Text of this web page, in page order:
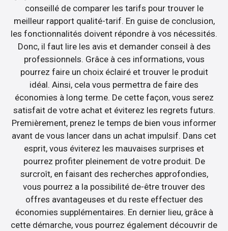
conseillé de comparer les tarifs pour trouver le
meilleur rapport qualité-tarif. En guise de conclusion,
les fonctionnalités doivent répondre à vos nécessités.
Donc, il faut lire les avis et demander conseil à des
professionnels. Grâce à ces informations, vous
pourrez faire un choix éclairé et trouver le produit
idéal. Ainsi, cela vous permettra de faire des
économies à long terme. De cette façon, vous serez
satisfait de votre achat et éviterez les regrets futurs.
Premièrement, prenez le temps de bien vous informer
avant de vous lancer dans un achat impulsif. Dans cet
esprit, vous éviterez les mauvaises surprises et
pourrez profiter pleinement de votre produit. De
surcroît, en faisant des recherches approfondies,
vous pourrez a la possibilité de-être trouver des
offres avantageuses et du reste effectuer des
économies supplémentaires. En dernier lieu, grâce à
cette démarche, vous pourrez également découvrir de